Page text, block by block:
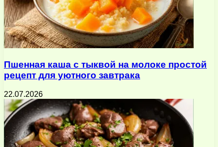
Пшенная каша с тыквой на молоке простой
рецепт для уютного завтрака
22.07.2026